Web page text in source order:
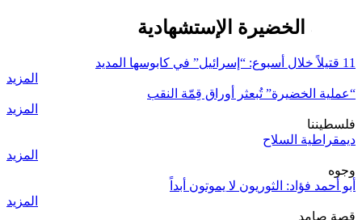
عملية الخضيرة الإستشهادية
11 قتيلاً خلال أسبوع: “إسرائيل” في كابوسها المديد
المزيد
“عملية الخضيرة” تُبعثر أوراق قِمّة النقب
المزيد
فلسطيننا
ديمقراطية السلاح
المزيد
وجوه
أبو أحمد فؤاد: الثوريون لا يموتون أبداً
المزيد
قصة صامد